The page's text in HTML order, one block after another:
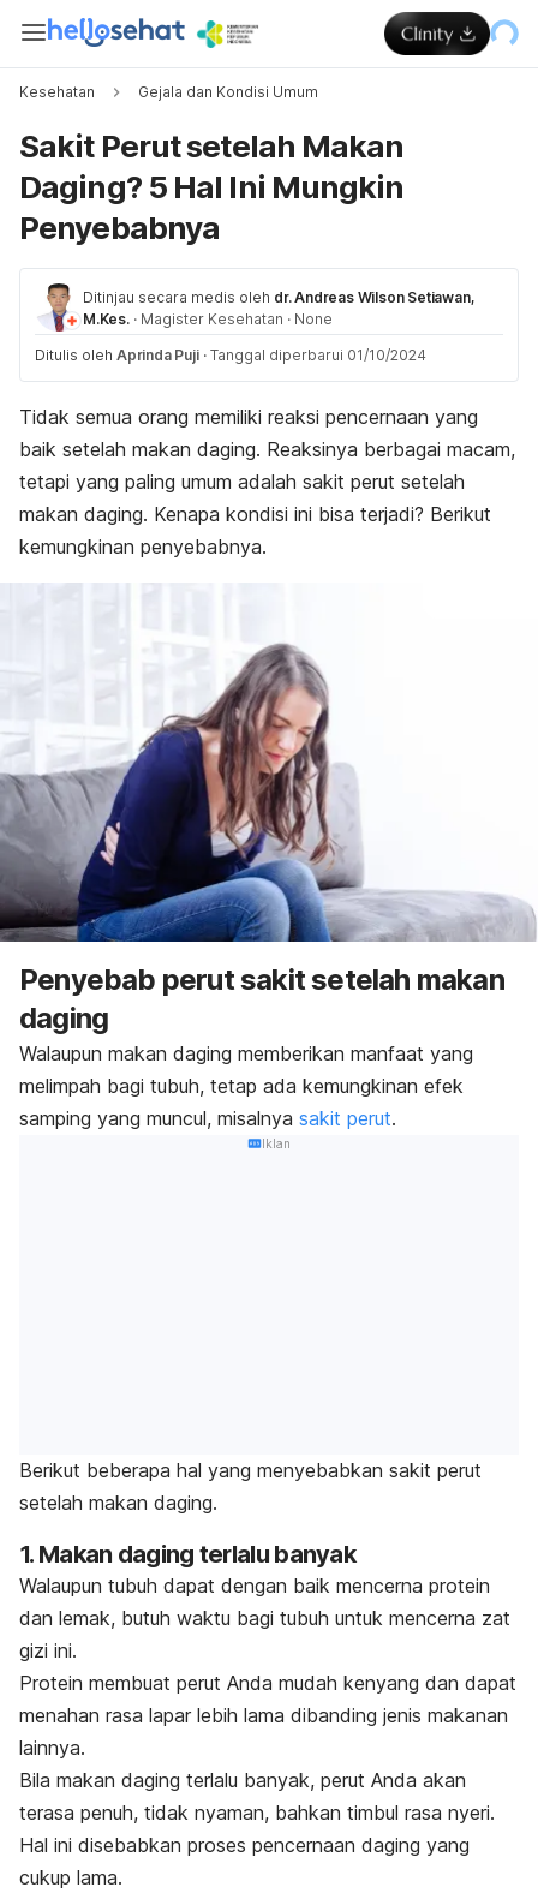
Kesehatan Gejala dan Kondisi Umum
Sakit Perut setelah Makan
Daging? 5 Hal Ini Mungkin
Penyebabnya
Ditinjau secara medis oleh dr. Andreas Wilson Setiawan,
M.Kes. · Magister Kesehatan · None
Ditulis oleh Aprinda Puji · Tanggal diperbarui 01/10/2024
Tidak semua orang memiliki reaksi pencernaan yang
baik setelah makan daging. Reaksinya berbagai macam,
tetapi yang paling umum adalah sakit perut setelah
makan daging. Kenapa kondisi ini bisa terjadi? Berikut
kemungkinan penyebabnya.
Penyebab perut sakit setelah makan
daging
Walaupun makan daging memberikan manfaat yang
melimpah bagi tubuh, tetap ada kemungkinan efek
samping yang muncul, misalnya sakit perut.
Iklan
Berikut beberapa hal yang menyebabkan sakit perut
setelah makan daging.
1. Makan daging terlalu banyak
Walaupun tubuh dapat dengan baik mencerna protein
dan lemak, butuh waktu bagi tubuh untuk mencerna zat
gizi ini.
Protein membuat perut Anda mudah kenyang dan dapat
menahan rasa lapar lebih lama dibanding jenis makanan
lainnya.
Bila makan daging terlalu banyak, perut Anda akan
terasa penuh, tidak nyaman, bahkan timbul rasa nyeri.
Hal ini disebabkan proses pencernaan daging yang
cukup lama.